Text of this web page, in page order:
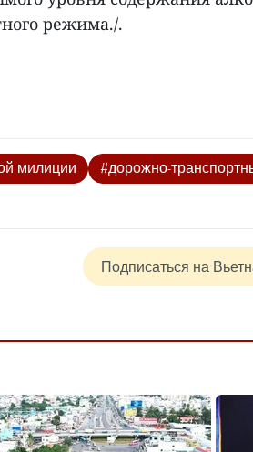
режима./.
милиции
#дорожно-
Подписаться на